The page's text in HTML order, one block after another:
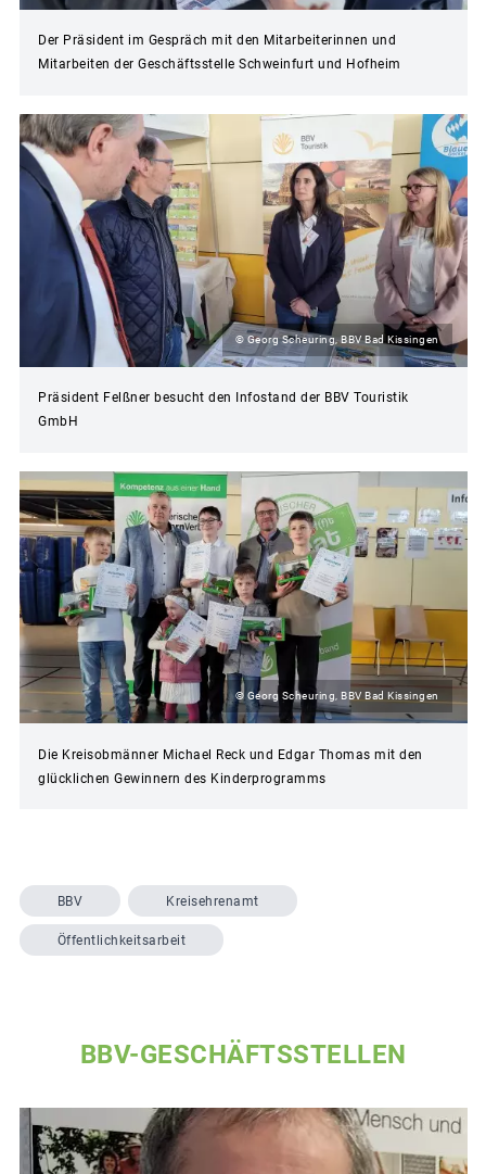
Der Präsident im Gespräch mit den Mitarbeiterinnen und
Mitarbeiten der Geschäftsstelle Schweinfurt und Hofheim
© Georg Scheuring, BBV Bad Kissingen
Präsident Felßner besucht den Infostand der BBV Touristik
GmbH
© Georg Scheuring, BBV Bad Kissingen
Die Kreisobmänner Michael Reck und Edgar Thomas mit den
glücklichen Gewinnern des Kinderprogramms
BBV Kreisehrenamt
Öffentlichkeitsarbeit
BBV-GESCHÄFTSSTELLEN